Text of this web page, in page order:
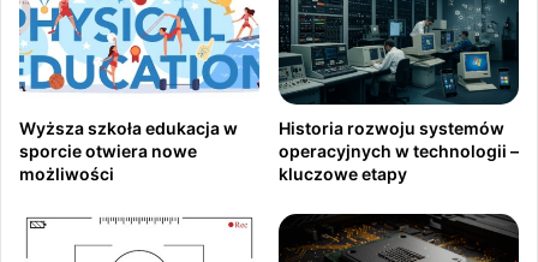
Wyższa szkoła edukacja w
sporcie otwiera nowe
możliwości
Historia rozwoju systemów
operacyjnych w technologii –
kluczowe etapy